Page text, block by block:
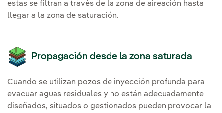
estas se filtran a través de la zona de aireación hasta
llegar a la zona de saturación.
Propagación desde la zona saturada
Cuando se utilizan pozos de inyección profunda para
evacuar aguas residuales y no están adecuadamente
diseñados, situados o gestionados pueden provocar la